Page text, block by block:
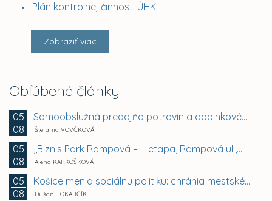
Plán kontrolnej činnosti ÚHK
Zobraziť viac
Obľúbené články
05
08
Samoobslužná predajňa potravín a doplnkového tovaru
Štefánia VOVČKOVÁ
05
08
,,Biznis Park Rampová – II. etapa, Rampová ul.,...
Alena KARKOŠKOVÁ
05
08
Košice menia sociálnu politiku: chránia mestské byty...
Dušan TOKARČÍK